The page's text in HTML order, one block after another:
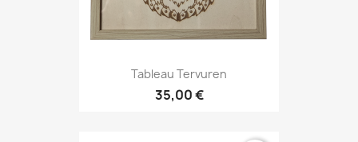
Tableau Tervuren
35,00 €